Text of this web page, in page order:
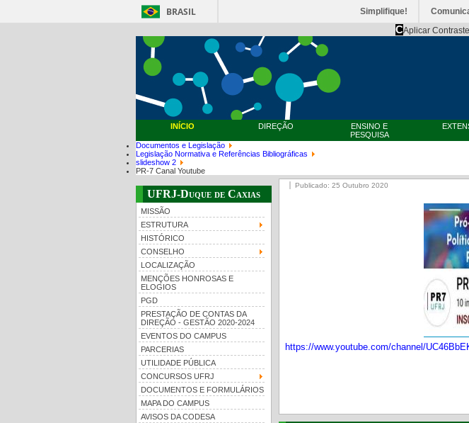
BRASIL Simplifique!
CAplicar Contraste
INÍCIO DIREÇÃO
ENSINO E
PESQUISA
Documentos e Legislação
Legislação Normativa e Referências Bibliográficas
slideshow 2
PR-7 Canal Youtube
UFRJ-Duque de Caxias
MISSÃO
ESTRUTURA
HISTÓRICO
CONSELHO
LOCALIZAÇÃO
MENÇÕES HONROSAS E
ELOGIOS
PGD
PRESTAÇÃO DE CONTAS DA
DIREÇÃO - GESTÃO 2020-2024
EVENTOS DO CAMPUS
PARCERIAS
UTILIDADE PÚBLICA
CONCURSOS UFRJ
DOCUMENTOS E FORMULÁRIOS
MAPA DO CAMPUS
AVISOS DA CODESA
Publicado: 25 Outubro 2020
https://www.youtube.com/channel/
UFRJ 100 anos